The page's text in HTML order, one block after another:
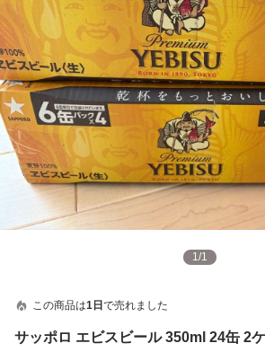
1/1
この商品は1日 で売れました
サッポロ エビスビール 350ml 24缶 2